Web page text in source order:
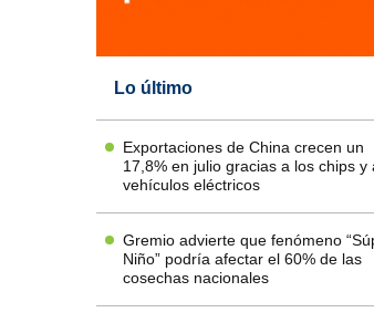
Lo último
Exportaciones de China crecen un
17,8% en julio gracias a los chips y
vehículos eléctricos
Gremio advierte que fenómeno
Niño” podría afectar el 60% de las
cosechas nacionales